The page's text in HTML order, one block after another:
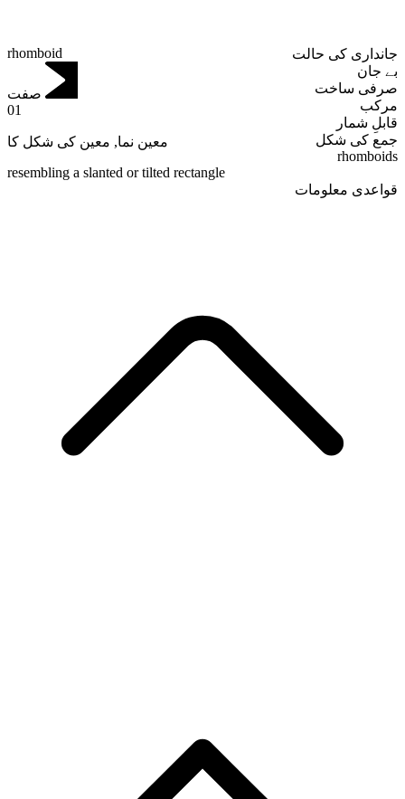
جانداری کی حالت
بے جان
صرفی ساخت
مرکب
قابلِ شمار
جمع کی شکل
rhomboids
rhomboid
صفت
01
معین نما, معین کی شکل کا
resembling a slanted or tilted rectangle
قواعدی معلومات